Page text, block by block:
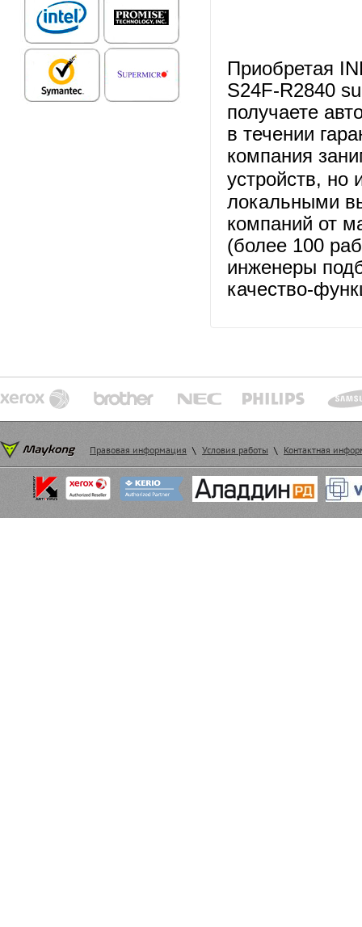
Приобретая
S24F-R2840
получаете
в течении
компания
устройств, но
локальными
компаний от
(более 100
инженеры
качество-
Правовая информация \ Условия работы \ Контактная